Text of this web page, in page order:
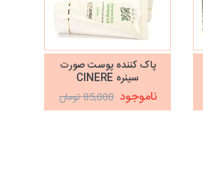
پاک کننده پوست صورت
سینره CINERE
ناموجود 85,000 تومان